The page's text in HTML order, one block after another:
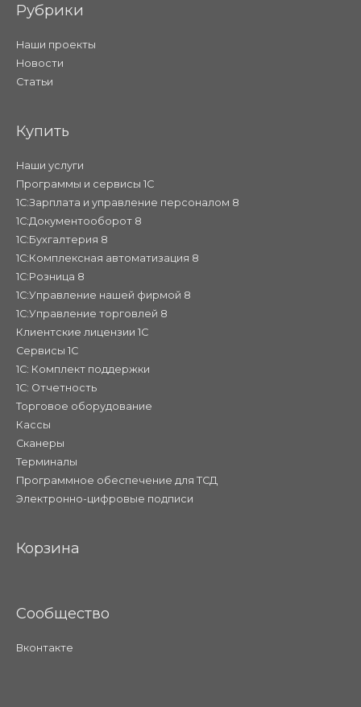
Рубрики
Наши проекты
Новости
Статьи
Купить
Наши услуги
Программы и сервисы 1С
1С:Зарплата и управление персоналом 8
1С:Документооборот 8
1С:Бухгалтерия 8
1С:Комплексная автоматизация 8
1С:Розница 8
1С:Управление нашей фирмой 8
1С:Управление торговлей 8
Клиентские лицензии 1С
Сервисы 1С
1С: Комплект поддержки
1С: Отчетность
Торговое оборудование
Кассы
Сканеры
Терминалы
Программное обеспечение для ТСД
Электронно-цифровые подписи
Корзина
Сообщество
Вконтакте